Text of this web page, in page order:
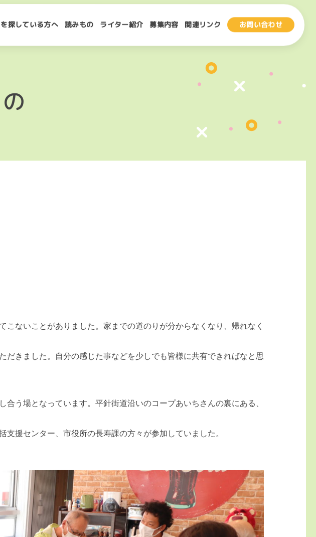
探している方へ 読みもの ライター紹介 募集内容 関連リンク お問い合わせ
ないことがありました。家までの道のりが分からなくなり、帰れなく
きました。自分の感じた事などを少しでも皆様に共有できればなと思
う場となっています。平針街道沿いのコープあいちさんの裏にある、
援センター、市役所の長寿課の方々が参加していました。